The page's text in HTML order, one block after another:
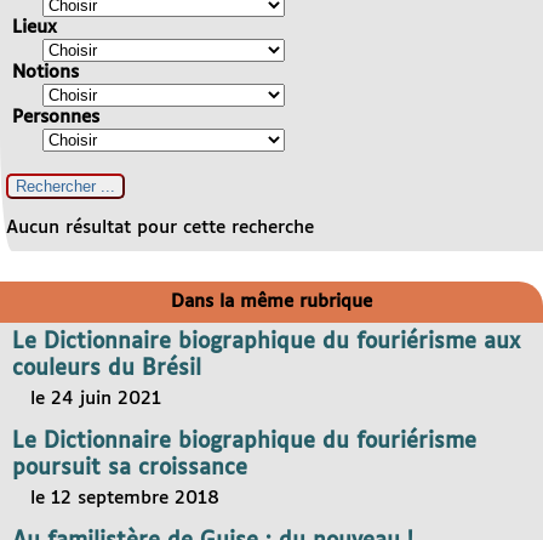
Lieux
Notions
Personnes
Aucun résultat pour cette recherche
Dans la même rubrique
Le Dictionnaire biographique du fouriérisme aux
couleurs du Brésil
le 24 juin 2021
Le Dictionnaire biographique du fouriérisme
poursuit sa croissance
le 12 septembre 2018